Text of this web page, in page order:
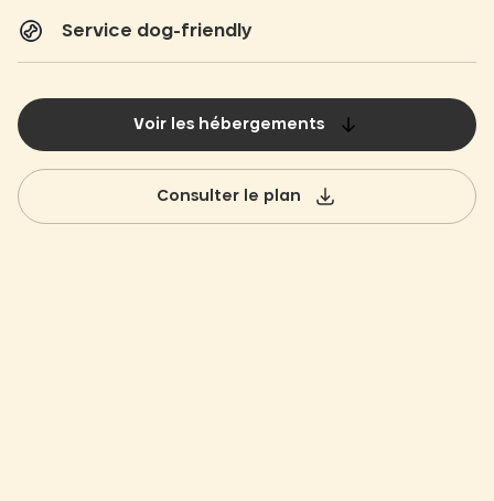
Service dog-friendly
Voir les hébergements
Consulter le plan